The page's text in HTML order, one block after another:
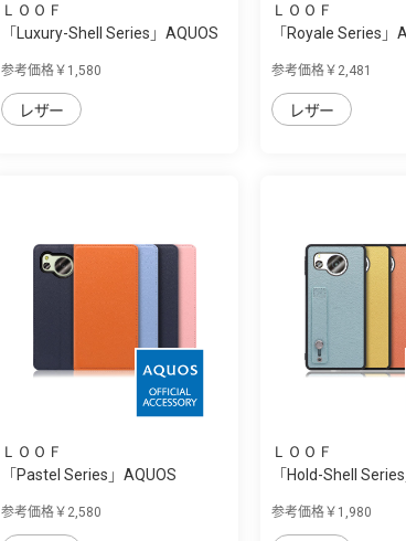
ＬＯＯＦ
「Luxury-Shell Series」AQUOS
参考価格￥1,580
レザー
ＬＯＯＦ
「Royale Series」
参考価格￥2,481
レザー
ＬＯＯＦ
「Pastel Series」AQUOS
参考価格￥2,580
ＬＯＯＦ
「Hold-Shell
参考価格￥1,980